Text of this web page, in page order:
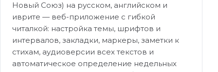
Новый Союз) на русском, английском и
иврите — веб-приложение с гибкой
читалкой: настройка темы, шрифтов и
интервалов, закладки, маркеры, заметки к
стихам, аудиоверсии всех текстов и
автоматическое определение недельных